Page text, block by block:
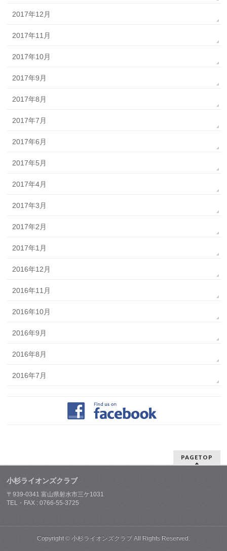
2017年12月
2017年11月
2017年10月
2017年9月
2017年8月
2017年7月
2017年6月
2017年5月
2017年4月
2017年3月
2017年2月
2017年1月
2016年12月
2016年11月
2016年10月
2016年9月
2016年8月
2016年7月
PAGETOP
小杉ライオンズクラブ
〒939-0341 富山県射水市三ケ1031
TEL・FAX : 0766-55-3725
Copyright © 小杉ライオンズクラブAll Rights Reserved.